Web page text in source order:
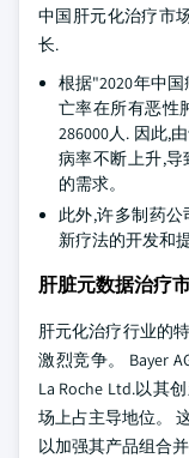
中国肝元化治疗市
长.
根据"2020年中
亡率在所有恶性
286000人. 因此,
病率不断上升,
的需求。
此外,许多制药
新疗法的开发和提
肝脏元数据治疗
肝元化治疗行业的
激烈竞争。 Bayer
La Roche Ltd.以其
场上占主导地位。
以加强其产品组合